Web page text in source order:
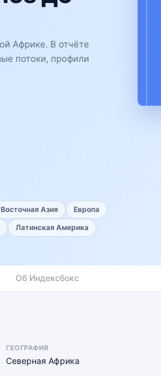
Африке. В отчёте
потоки, профили
Азия
Европа
Латинская Америка
Об Индексбокс
ГЕОГРАФИЯ
Северная Африка